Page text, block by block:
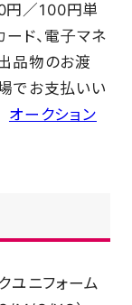
円／100円単
ド、電子マネ
品物のお渡
でお支払いい
オークション
ユニフォーム